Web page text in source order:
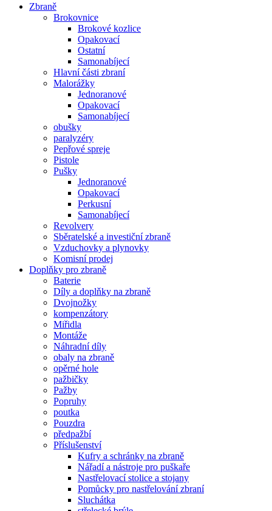
Zbraně
Brokovnice
Brokové kozlice
Opakovací
Ostatní
Samonabíjecí
Hlavní části zbraní
Malorážky
Jednoranové
Opakovací
Samonabíjecí
obušky
paralyzéry
Pepřové spreje
Pistole
Pušky
Jednoranové
Opakovací
Perkusní
Samonabíjecí
Revolvery
Sběratelské a investiční zbraně
Vzduchovky a plynovky
Komisní prodej
Doplňky pro zbraně
Baterie
Díly a doplňky na zbraně
Dvojnožky
kompenzátory
Miřidla
Montáže
Náhradní díly
obaly na zbraně
opěrné hole
pažbičky
Pažby
Popruhy
poutka
Pouzdra
předpažbí
Příslušenství
Kufry a schránky na zbraně
Nářadí a nástroje pro puškaře
Nastřelovací stolice a stojany
Pomůcky pro nastřelování zbraní
Sluchátka